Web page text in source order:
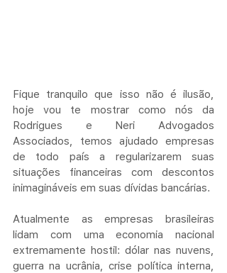
Fique tranquilo que isso não é ilusão,
hoje vou te mostrar como nós da
Rodrigues e Neri Advogados
Associados, temos ajudado empresas
de todo país a regularizarem suas
situações financeiras com descontos
inimagináveis em suas dívidas bancárias.
Atualmente as empresas brasileiras
lidam com uma economia nacional
extremamente hostil: dólar nas nuvens,
guerra na ucrânia, crise política interna,